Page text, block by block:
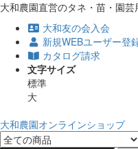
大和農園直営のタネ・苗・園
大和友の会入会
新規WEBユーザー登
カタログ請求
文字サイズ
標準
大
大和農園オンラインショップ